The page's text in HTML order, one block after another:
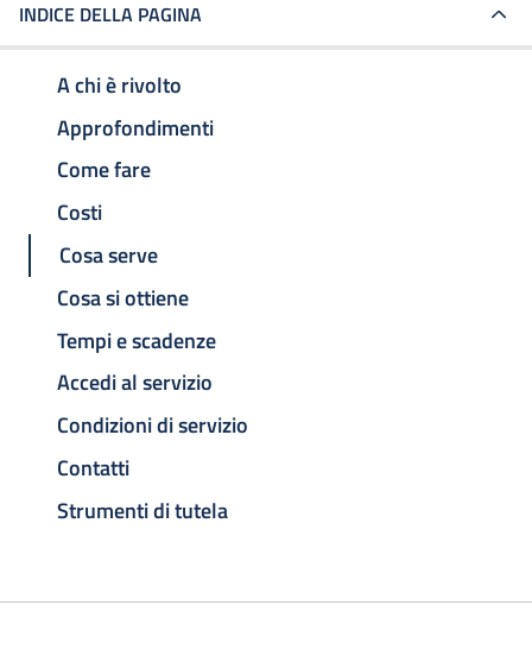
INDICE DELLA PAGINA
A chi è rivolto
Approfondimenti
Come fare
Costi
Cosa serve
Cosa si ottiene
Tempi e scadenze
Accedi al servizio
Condizioni di servizio
Contatti
Strumenti di tutela